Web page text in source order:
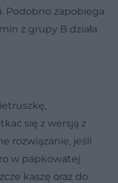
Podobno zapobiega
z grupy B działa
się z wersją z
rozwiązanie, jeśli
w papkowatej
kaszę oraz do